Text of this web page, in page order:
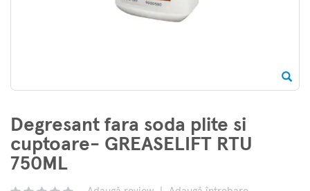
Degresant fara soda plite si
cuptoare- GREASELIFT RTU
750ML